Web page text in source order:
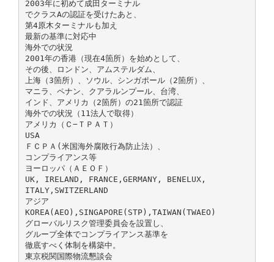
2003年に初めて成田ターミナル
でクラスAの認証を受けたあと、
第4原木ターミナルも加え
最新の基準に対応中
海外での状況
2001年の香港（現在4箇所）を始めとして、
その後、ロンドン、アムステルダム、
上海（3箇所）、ソウル、シンガポール（2箇所）、
マニラ、ペナン、クアラルンプール、台湾、
インド、アメリカ（2箇所）の21箇所で認証
海外での状況（11法人で取得）
アメリカ（Ｃ−ＴＰＡＴ）
USA
ＦＣＰＡ(米国海外腐敗行為防止法）、
コンプライアンス等
ヨーロッパ（ＡＥＯＦ）
UK, IRELAND, FRANCE,GERMANY, BENELUX,
ITALY,SWITZERLAND
アジア
KOREA(AEO),SINGAPORE(STP),TAIWAN(TWAEO)
グローバルリスク管理委員会を設置し、
グループ全体でコンプライアンス基準を
徹底すべく体制を構築中。
東京税関国際物流懇談会